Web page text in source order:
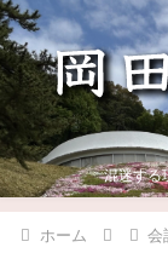
混迷する
ホーム 会